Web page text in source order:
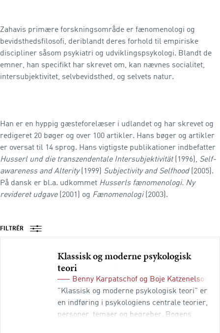
Zahavis primære forskningsområde er fænomenologi og
bevidsthedsfilosofi, deriblandt deres forhold til empiriske
discipliner såsom psykiatri og udviklingspsykologi. Blandt de
emner, han specifikt har skrevet om, kan nævnes socialitet,
intersubjektivitet, selvbevidsthed, og selvets natur.
Han er en hyppig gæsteforelæser i udlandet og har skrevet og
redigeret 20 bøger og over 100 artikler. Hans bøger og artikler
er oversat til 14 sprog. Hans vigtigste publikationer indbefatter
Husserl und die transzendentale Intersubjektivität (1996), Self-
awareness and Alterity(1999) Subjectivity and Selfhood(2005).
På dansk er bl.a. udkommet Husserls fænomenologi. Ny
revideret udgave(2001) og Fænomenologi(2003).
FILTRÉR
Klassisk og moderne psykologisk
teori
Benny Karpatschof og Boje Katzenelson
"Klassisk og moderne psykologisk teori" er
en indføring i psykologiens centrale teorier,
personer, temaer og begreber. Bogens